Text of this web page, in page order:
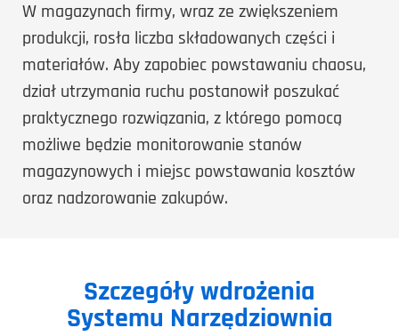
W magazynach firmy, wraz ze zwiększeniem
produkcji, rosła liczba składowanych części i
materiałów. Aby zapobiec powstawaniu chaosu,
dział utrzymania ruchu postanowił poszukać
praktycznego rozwiązania, z którego pomocą
możliwe będzie monitorowanie stanów
magazynowych i miejsc powstawania kosztów
oraz nadzorowanie zakupów.
Szczegóły wdrożenia
Systemu Narzędziownia